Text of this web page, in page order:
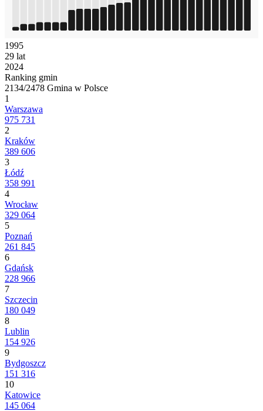
1995
29 lat
2024
Ranking gmin
2134/2478 Gmina w Polsce
1
Warszawa
975 731
2
Kraków
389 606
3
Łódź
358 991
4
Wrocław
329 064
5
Poznań
261 845
6
Gdańsk
228 966
7
Szczecin
180 049
8
Lublin
154 926
9
Bydgoszcz
151 316
10
Katowice
145 064